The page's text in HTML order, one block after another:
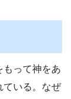
って神をあ
ている。なぜ